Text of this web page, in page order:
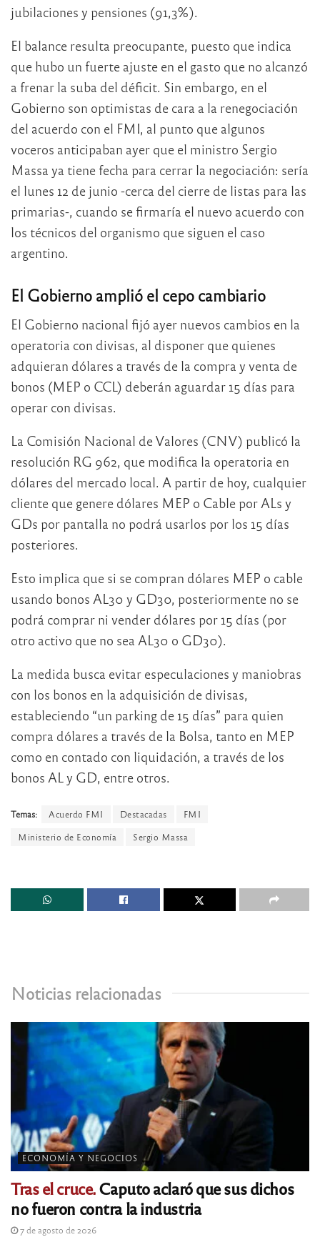
jubilaciones y pensiones (91,3%).
El balance resulta preocupante, puesto que indica
que hubo un fuerte ajuste en el gasto que no alcanzó
a frenar la suba del déficit. Sin embargo, en el
Gobierno son optimistas de cara a la renegociación
del acuerdo con el FMI, al punto que algunos
voceros anticipaban ayer que el ministro Sergio
Massa ya tiene fecha para cerrar la negociación: sería
el lunes 12 de junio -cerca del cierre de listas para las
primarias-, cuando se firmaría el nuevo acuerdo con
los técnicos del organismo que siguen el caso
argentino.
El Gobierno amplió el cepo cambiario
El Gobierno nacional fijó ayer nuevos cambios en la
operatoria con divisas, al disponer que quienes
adquieran dólares a través de la compra y venta de
bonos (MEP o CCL) deberán aguardar 15 días para
operar con divisas.
La Comisión Nacional de Valores (CNV) publicó la
resolución RG 962, que modifica la operatoria en
dólares del mercado local. A partir de hoy, cualquier
cliente que genere dólares MEP o Cable por ALs y
GDs por pantalla no podrá usarlos por los 15 días
posteriores.
Esto implica que si se compran dólares MEP o cable
usando bonos AL30 y GD30, posteriormente no se
podrá comprar ni vender dólares por 15 días (por
otro activo que no sea AL30 o GD30).
La medida busca evitar especulaciones y maniobras
con los bonos en la adquisición de divisas,
estableciendo “un parking de 15 días” para quien
compra dólares a través de la Bolsa, tanto en MEP
como en contado con liquidación, a través de los
bonos AL y GD, entre otros.
Temas: Acuerdo FMI Destacadas
FMI
Ministerio de Economía
Sergio Massa
Noticias relacionadas
ECONOMÍA Y NEGOCIOS
Tras el cruce.Caputo aclaró que sus dichos
no fueron contra la industria
7 de agosto de 2026